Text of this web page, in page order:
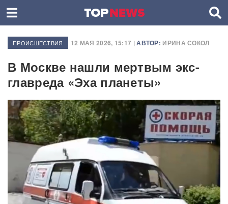
ПРОИСШЕСТВИЯ 12 МАЯ 2026, 15:17 |АВТОР: ИРИНА СОКОЛ
В Москве нашли мертвым экс-
главреда «Эха планеты»